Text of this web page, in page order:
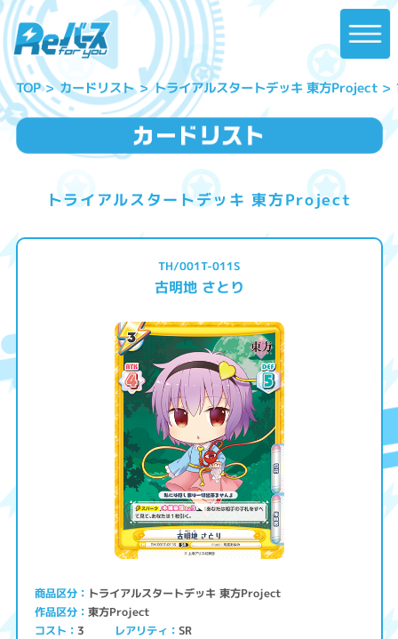
TOP カードリスト トライアルスタートデッキ 東方Project
トライアルスタートデッキ 東方Project
TH/001T-011S
古明地 さとり
商品区分 トライアルスタートデッキ 東方Project
作品区分 東方Project
コスト 3 レアリティ SR